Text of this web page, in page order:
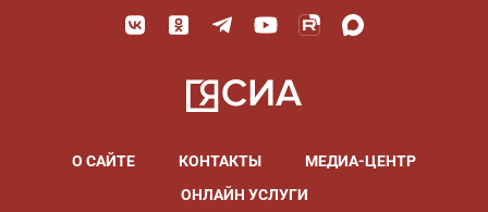
О САЙТЕ КОНТАКТЫ
МЕДИА-ЦЕНТР
ОНЛАЙН УСЛУГИ